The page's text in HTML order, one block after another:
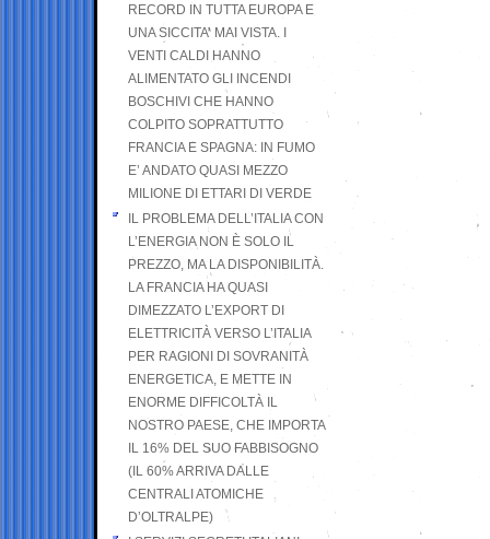
RECORD IN TUTTA EUROPA E
UNA SICCITA’ MAI VISTA. I
VENTI CALDI HANNO
ALIMENTATO GLI INCENDI
BOSCHIVI CHE HANNO
COLPITO SOPRATTUTTO
FRANCIA E SPAGNA: IN FUMO
E’ ANDATO QUASI MEZZO
MILIONE DI ETTARI DI VERDE
IL PROBLEMA DELL’ITALIA CON
L’ENERGIA NON È SOLO IL
PREZZO, MA LA DISPONIBILITÀ.
LA FRANCIA HA QUASI
DIMEZZATO L’EXPORT DI
ELETTRICITÀ VERSO L’ITALIA
PER RAGIONI DI SOVRANITÀ
ENERGETICA, E METTE IN
ENORME DIFFICOLTÀ IL
NOSTRO PAESE, CHE IMPORTA
IL 16% DEL SUO FABBISOGNO
(IL 60% ARRIVA DALLE
CENTRALI ATOMICHE
D’OLTRALPE)